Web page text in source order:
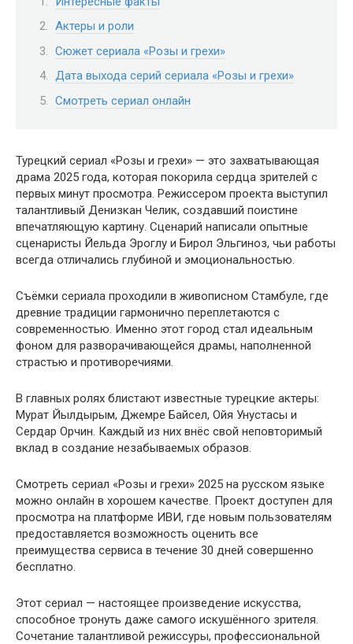
Актеры и роли
Сюжет сериала «Розы и грехи»
Дата выхода серий сериала «Розы и грехи»
Смотреть сериал онлайн
Турецкий сериал «Розы и грехи» — это захватывающая
драма 2025 года, которая покорила сердца зрителей с
первых минут просмотра. Режиссером проекта выступил
талантливый Денизкан Челик, создавший поистине
впечатляющую картину. Сценарий написали опытные
сценаристы Йельда Эроглу и Бирол Эльгиноз, чьи работы
всегда отличались глубиной и эмоциональностью.
Съёмки сериала проходили в живописном Стамбуле, где
древние традиции гармонично переплетаются с
современностью. Именно этот город стал идеальным
фоном для разворачивающейся драмы, наполненной
страстью и противоречиями.
В главных ролях блистают известные турецкие актеры:
Мурат Йылдырым, Джемре Байсел, Ойя Унустасы и
Сердар Орчин. Каждый из них внёс свой неповторимый
вклад в создание незабываемых образов.
Смотреть сериал «Розы и грехи» 2025 на русском языке
можно онлайн в хорошем качестве. Проект доступен для
просмотра на платформе ИВИ, где новым пользователям
предоставляется возможность оценить все
преимущества сервиса в течение 30 дней совершенно
бесплатно.
Этот сериал — настоящее произведение искусства,
способное тронуть даже самого искушённого зрителя.
Сочетание талантливой режиссуры, профессиональной